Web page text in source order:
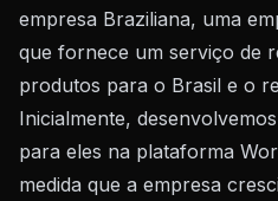
empresa Braziliana, uma
que fornece um serviço de
produtos para o Brasil e o
Inicialmente,
para eles na plataforma
medida que a empresa